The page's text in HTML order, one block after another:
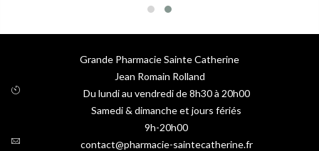
Grande Pharmacie Sainte Catherine
Jean Romain Rolland
Du lundi au vendredi de 8h30 à 20h00
Samedi & dimanche et jours fériés
9h-20h00
contact@pharmacie-saintecatherine.fr